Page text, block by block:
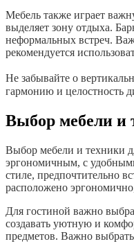
Мебель также играет
выделяет зону отдыха.
неформальных встреч.
рекомендуется
Не забывайте о
гармонию и целостность
Выбор мебели и
Выбор мебели и техники
эргономичным, с
стиле, предпочтительно
расположено
Для гостиной важно
создавать уютную и
предметов. Важно